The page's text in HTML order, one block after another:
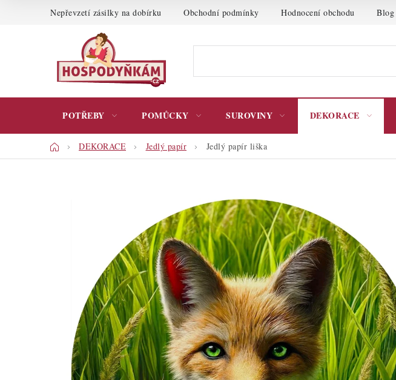
Nepřevzetí zásilky na dobírku Obchodní podmínky Hodnocení obchodu Blog
POTŘEBY POMŮCKY SUROVINY DEKORACE
DomůDEKORACE Jedlý papír Jedlý papír liška